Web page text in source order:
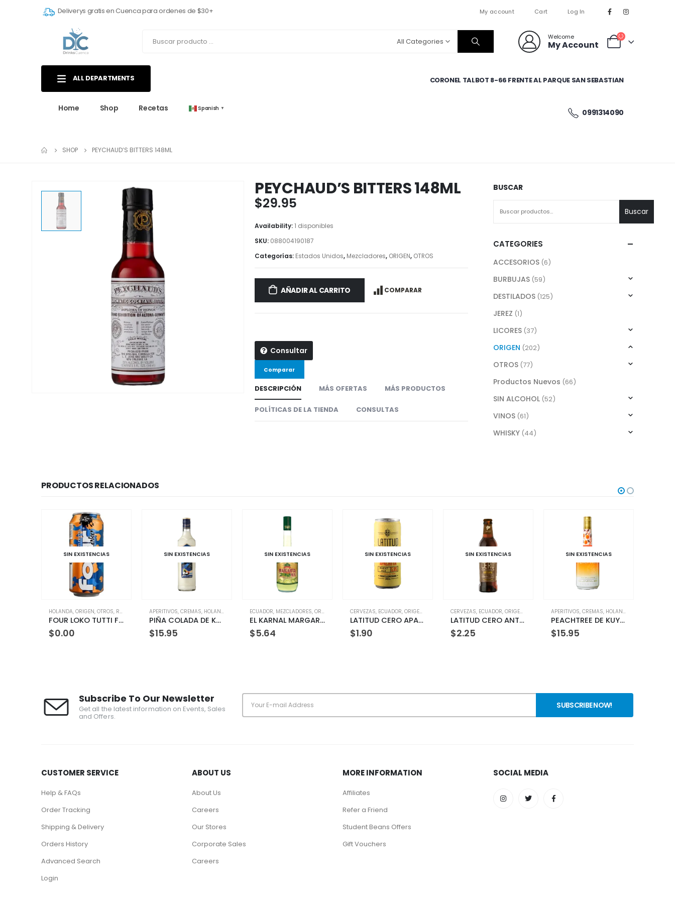
Deliverys gratis en Cuenca para ordenes de $30+ My account Cart Log In
All Categories
Welcome
My Account
ALL DEPARTMENTS
Home Shop Recetas Spanish ▼
CORONEL TALBOT 8-66 FRENTE AL PARQUE SAN SEBASTIAN
0991314090
SHOP PEYCHAUD’S BITTERS 148ML
PEYCHAUD’S BITTERS 148ML
$29.95
Availability:1 disponibles
SKU: 088004190187
Categorías: Estados Unidos, Mezcladores, ORIGEN, OTROS
AÑADIR AL CARRITO COMPARAR
Consultar
Comparar
DESCRIPCIÓN MÁS OFERTAS MÁS PRODUCTOS
POLÍTICAS DE LA TIENDA CONSULTAS
BUSCAR
Buscar
CATEGORIES
ACCESORIOS (6)
BURBUJAS (59)
DESTILADOS (125)
JEREZ (1)
LICORES (37)
ORIGEN (202)
OTROS (77)
Productos Nuevos (66)
SIN ALCOHOL (52)
VINOS (61)
WHISKY (44)
PRODUCTOS RELACIONADOS
OTROS,RTD
FOUR LOKO TUTTI FRUTI 440ML
SIN EXISTENCIAS
APERITIVOS, HOLANDA ,LICORES,MEZCLADORES ORIGEN,OTROS, TIPO
PIÑA COLADA DE KUYPER 700 ML
SIN EXISTENCIAS
ECUADOR,MEZCLADORES,ORIGEN ,OTROS,SIN ALCOHOL
EL KARNAL MARGARITA MIX 750ML
SIN EXISTENCIAS
CERVEZAS,ECUADOR ORIGEN ,OTROS
LATITUD CERO APACHITA LATA 355ML
SIN EXISTENCIAS
CERVEZAS,ECUADOR ORIGEN ,OTROS
LATITUD CERO ANTISANA 330ML Botella
SIN EXISTENCIAS
APERITIVOS, HOLANDA ,LICORES,MEZCLADORES
PEACHTREE DE KUYPER 700ML
SIN EXISTENCIAS
CERVEZAS,ECUADOR
Subscribe To Our Newsletter
Get all the latest information on Events, Sales
and Offers.
CUSTOMER SERVICE
Help & FAQs
Order Tracking
Shipping & Delivery
Orders History
Advanced Search
Login
ABOUT US
About Us
Careers
Our Stores
Corporate Sales
Careers
MORE INFORMATION
Affiliates
Refer a Friend
Student Beans Offers
Gift Vouchers
SOCIAL MEDIA